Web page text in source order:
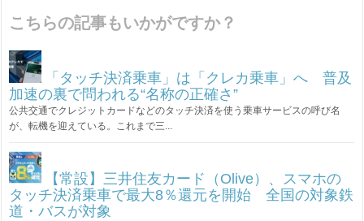
こちらの記事もいかがですか？
「タッチ決済乗車」は「クレカ乗車」へ 普及
加速の裏で問われる“名称の正確さ”
公共交通でクレジットカードなどのタッチ決済を使う乗車サービスの呼び名
が、転機を迎えている。これまで三...
【常設】三井住友カード（Olive）、スマホの
タッチ決済乗車で最大8％還元を開始 全国の対象鉄
道・バスが対象